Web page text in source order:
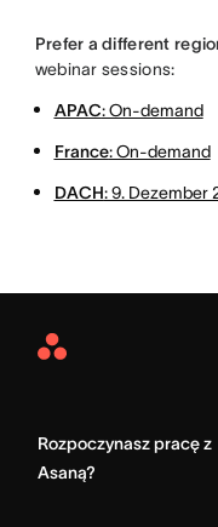
Prefer a different
webinar sessions:
APAC: On-demand
France: On-demand
DACH: 9. Dezember
Asana
Rozpoczynasz pracę z
Asaną?